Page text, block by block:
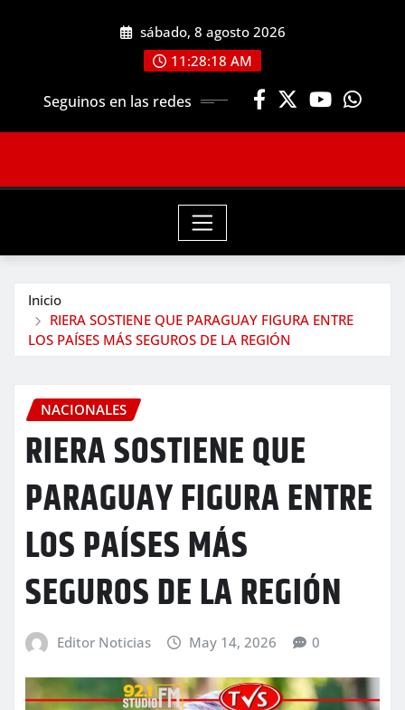
sábado, 8 agosto 2026
11:28:20 AM
Seguinos en las redes
Inicio
RIERA SOSTIENE QUE PARAGUAY FIGURA ENTRE
LOS PAÍSES MÁS SEGUROS DE LA REGIÓN
NACIONALES
RIERA SOSTIENE QUE
PARAGUAY FIGURA ENTRE
LOS PAÍSES MÁS
SEGUROS DE LA REGIÓN
Editor Noticias May 14, 2026 0